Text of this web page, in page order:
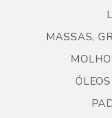
MASSAS,